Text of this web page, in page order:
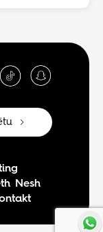
Nesh